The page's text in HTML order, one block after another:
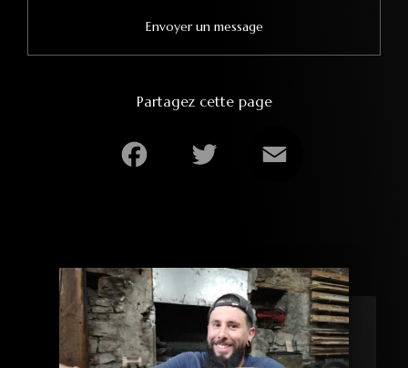
Envoyer un message
Partagez cette page